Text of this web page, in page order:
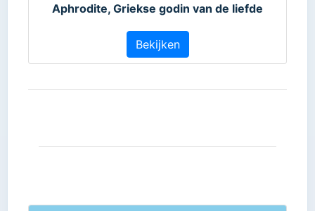
Aphrodite, Griekse godin van de liefde
Bekijken